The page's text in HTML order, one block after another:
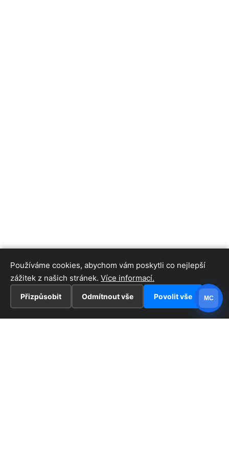
Používáme cookies, abychom vám poskytli co nejlepší
zážitek z našich stránek. Více informací.
Přizpůsobit Odmítnout vše Povolit vše MC